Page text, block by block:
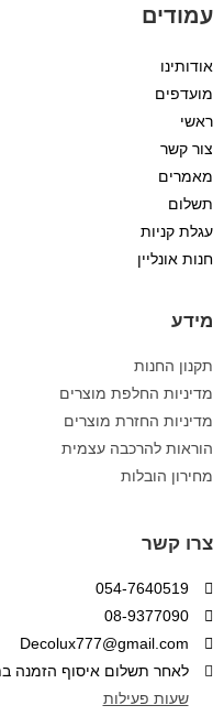
צרו קשר
054-7640519
08-9377090
Decolux777@gmail.com
לאחר תשלום איסוף הזמנה
שעות פעילות
מידע
תקנון החנות
מדיניות החלפת מוצרים
מדיניות החזרת מוצרים
הוראות להרכבה עצמית
מחירון הובלות
עמודים
אודותינו
מועדפים
ראשי
צור קשר
מאמרים
תשלום
עגלת קניות
חנות אונליין